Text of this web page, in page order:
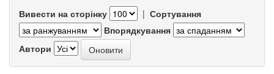
Вивести на сторінку | Сортування
Впорядкування
Автори